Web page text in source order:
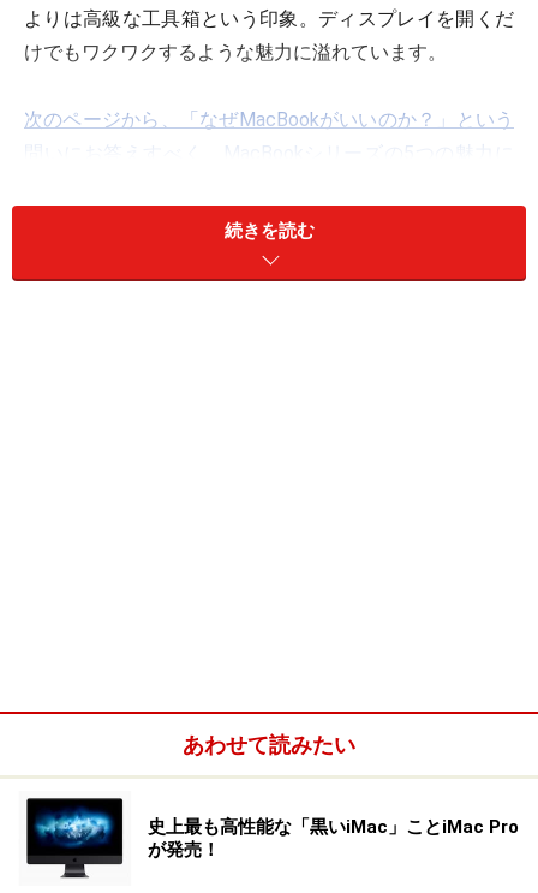
よりは高級な工具箱という印象。ディスプレイを開くだ
けでもワクワクするような魅力に溢れています。
次のページから、「なぜMacBookがいいのか？」という
問いにお答えすべく、MacBookシリーズの5つの魅力に
続きを読む
あわせて読みたい
史上最も高性能な「黒いiMac」ことiMac Pro
が発売！